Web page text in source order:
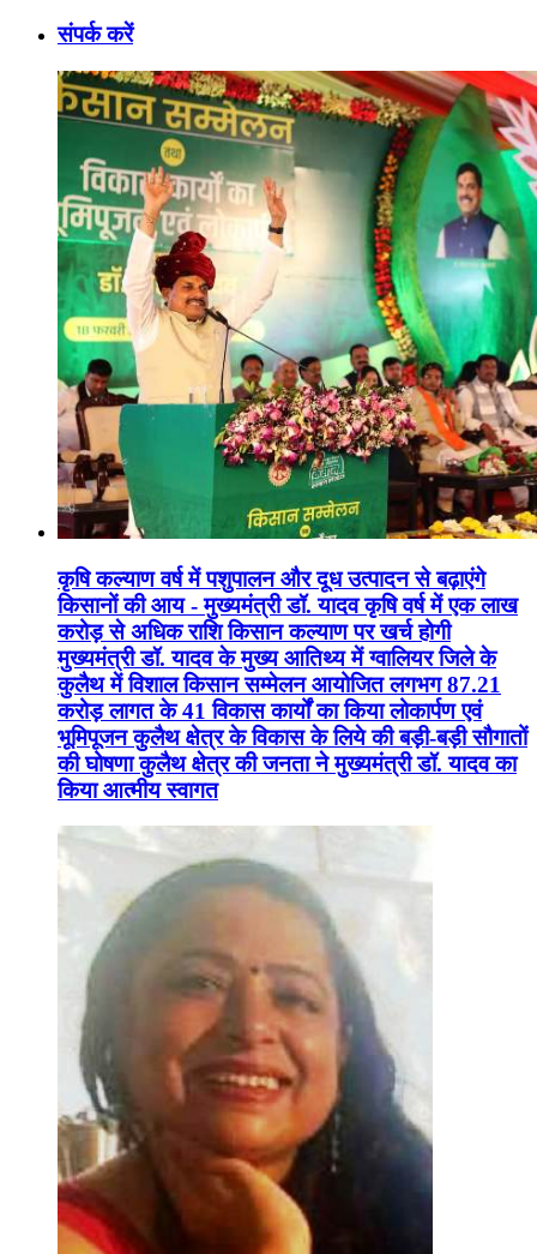
संपर्क करें
कृषि कल्याण वर्ष में पशुपालन और दूध उत्पादन से बढ़ाएंगे
किसानों की आय - मुख्यमंत्री डॉ. यादव कृषि वर्ष में एक लाख
करोड़ से अधिक राशि किसान कल्याण पर खर्च होगी
मुख्यमंत्री डॉ. यादव के मुख्य आतिथ्य में ग्वालियर जिले के
कुलैथ में विशाल किसान सम्मेलन आयोजित लगभग 87.21
करोड़ लागत के 41 विकास कार्यों का किया लोकार्पण एवं
भूमिपूजन कुलैथ क्षेत्र के विकास के लिये की बड़ी-बड़ी सौगातों
की घोषणा कुलैथ क्षेत्र की जनता ने मुख्यमंत्री डॉ. यादव का
किया आत्मीय स्वागत